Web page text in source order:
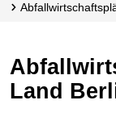
Abfallwirtschaftspläne für das
Land